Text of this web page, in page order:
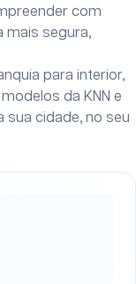
com
mais segura,
para interior,
da KNN e
sua cidade, no seu